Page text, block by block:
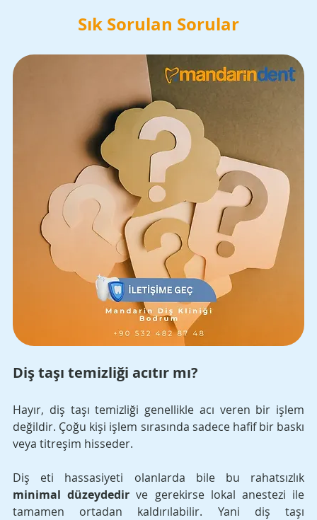
Sık Sorulan Sorular
Diş taşı temizliği acıtır mı?
Hayır, diş taşı temizliği genellikle acı veren bir işlem
değildir. Çoğu kişi işlem sırasında sadece hafif bir baskı
veya titreşim hisseder.
minimal düzeydedir ve gerekirse lokal anestezi ile
tamamen ortadan kaldırılabilir. Yani diş taşı